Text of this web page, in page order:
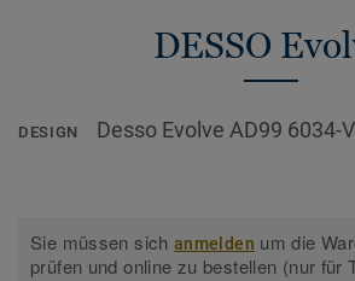
DESSO
DESIGN Desso Evolve AD99 6034-
Sie müssen sichanmelden um die
prüfen und online zu bestellen (nur für